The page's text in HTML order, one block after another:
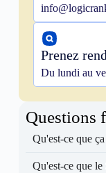
Prenez
Du lundi au
Questions
Qu'est-ce que
Qu'est-ce que